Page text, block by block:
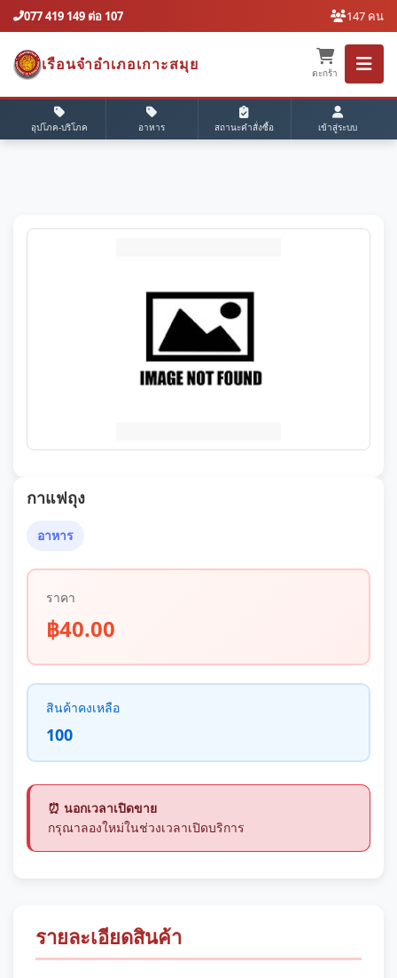
077 419 149 ต่อ 107 147 คน
เรือนจำอำเภอเกาะสมุย
ตะกร้า
อุปโภค-บริโภค อาหาร สถานะคำสั่งซื้อ เข้าสู่ระบบ
กาแฟถุง
อาหาร
ราคา
฿40.00
สินค้าคงเหลือ
100
⏰ นอกเวลาเปิดขาย
กรุณาลองใหม่ในช่วงเวลาเปิดบริการ
รายละเอียดสินค้า